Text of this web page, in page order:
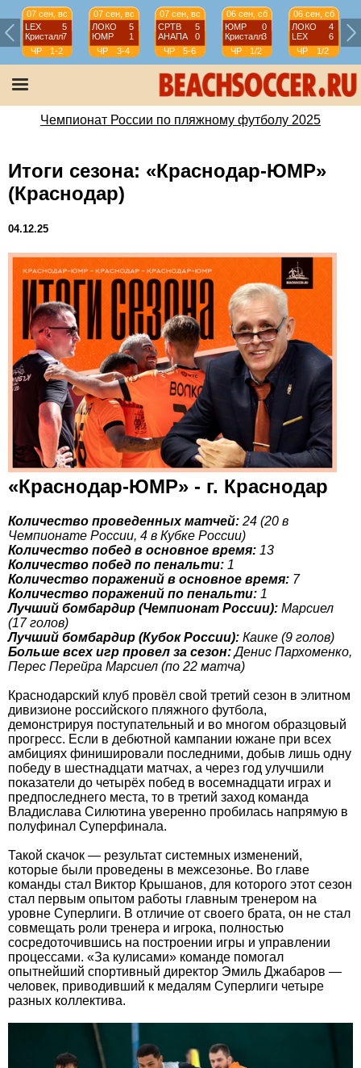
07 сен, вс
LEX
5
Кристалл7
ЧР
1-2
07 сен, вс
ЛОКО
5
ЮМР
1
ЧР
3-4
07 сен, вс
СРТВ
5
АНАПА
0
ЧР
5-6
06 сен, сб
ЮМР
0
Кристалл3
ЧР
1/2
06 сен, сб
ЛОКО
4
LEX
6
ЧР
1/2
Чемпионат России по пляжному футболу 2025
Итоги сезона: «Краснодар-ЮМР»
(Краснодар)
04.12.25
«Краснодар-ЮМР» - г. Краснодар
Количество проведенных матчей: 24 (20 в
Чемпионате России, 4 в Кубке России)
Количество побед в основное время: 13
Количество побед по пенальти: 1
Количество поражений в основное время: 7
Количество поражений по пенальти: 1
Лучший бомбардир (Чемпионат России): Марсиел
(17 голов)
Лучший бомбардир (Кубок России): Каике (9 голов)
Больше всех игр провел за сезон:Денис Пархоменко,
Перес Перейра Марсиел (по 22 матча)
Краснодарский клуб провёл свой третий сезон в элитном
дивизионе российского пляжного футбола,
демонстрируя поступательный и во многом образцовый
прогресс. Если в дебютной кампании южане при всех
амбициях финишировали последними, добыв лишь одну
победу в шестнадцати матчах, а через год улучшили
показатели до четырёх побед в восемнадцати играх и
предпоследнего места, то в третий заход команда
Владислава Силютина уверенно пробилась напрямую в
полуфинал Суперфинала.
Такой скачок — результат системных изменений,
которые были проведены в межсезонье. Во главе
команды стал Виктор Крышанов, для которого этот сезон
стал первым опытом работы главным тренером на
уровне Суперлиги. В отличие от своего брата, он не стал
совмещать роли тренера и игрока, полностью
сосредоточившись на построении игры и управлении
процессами. «За кулисами» команде помогал
опытнейший спортивный директор Эмиль Джабаров —
человек, приводивший к медалям Суперлиги четыре
разных коллектива.